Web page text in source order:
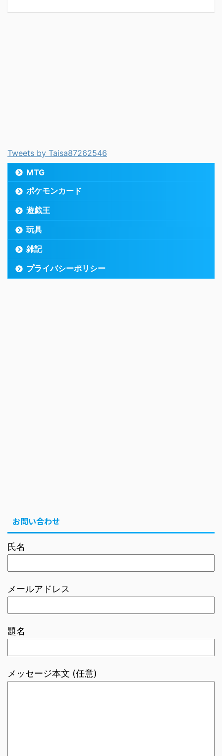
Tweets by Taisa87262546
MTG
ポケモンカード
遊戯王
玩具
雑記
プライバシーポリシー
お問い合わせ
氏名
メールアドレス
題名
メッセージ本文 (任意)